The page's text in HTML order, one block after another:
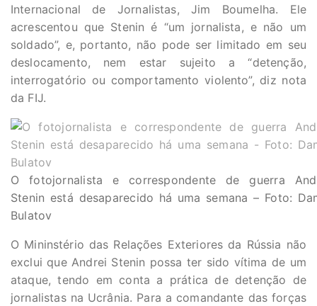
Internacional de Jornalistas, Jim Boumelha. Ele
acrescentou que Stenin é “um jornalista, e não um
soldado”, e, portanto, não pode ser limitado em seu
deslocamento, nem estar sujeito a “detenção,
interrogatório ou comportamento violento”, diz nota
da FIJ.
O fotojornalista e correspondente de guerra
Stenin está desaparecido há uma semana – Foto:
Bulatov
O Mininstério das Relações Exteriores da Rússia não
exclui que Andrei Stenin possa ter sido vítima de um
ataque, tendo em conta a prática de detenção de
jornalistas na Ucrânia. Para a comandante das forças